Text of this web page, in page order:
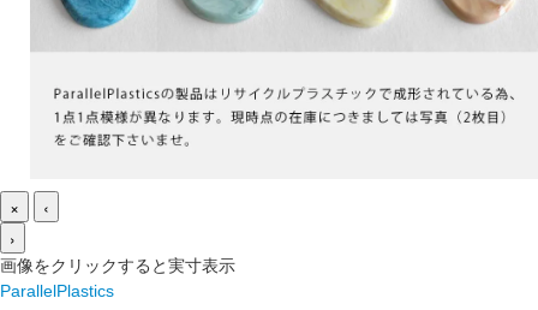
×
‹
›
画像をクリックすると実寸表示
ParallelPlastics